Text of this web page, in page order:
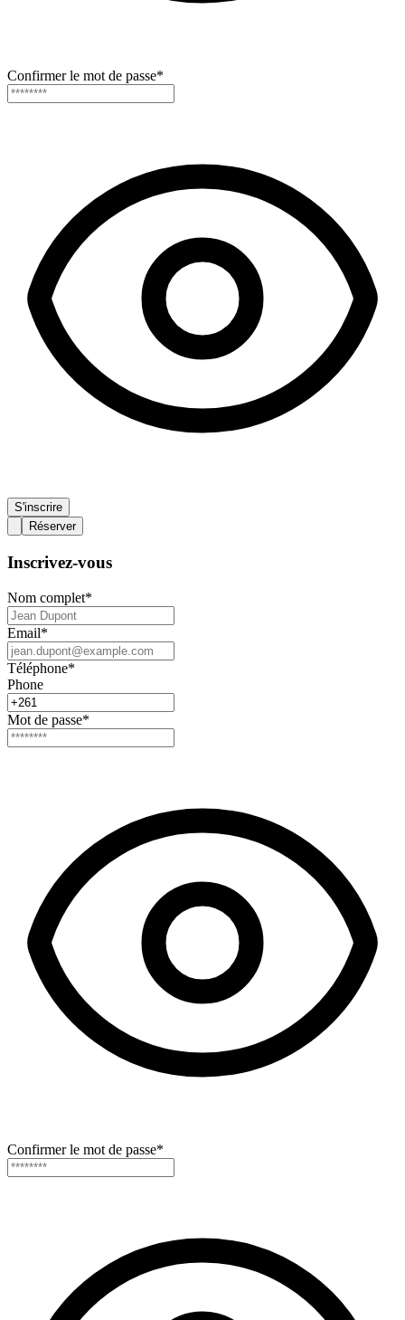
Confirmer le mot de passe*
S'inscrire
Réserver
Inscrivez-vous
Nom complet*
Email*
Téléphone*
Phone
Mot de passe*
Confirmer le mot de passe*